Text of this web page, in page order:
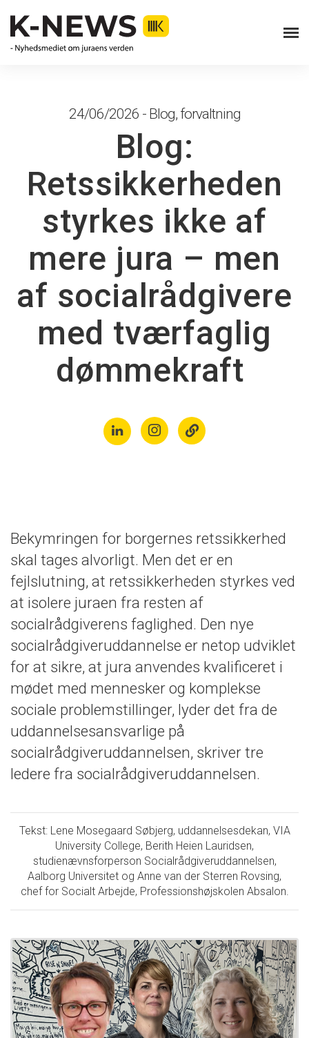
24/06/2026 - Blog, forvaltning
Blog:
Retssikkerheden
styrkes ikke af
mere jura – men
af socialrådgivere
med tværfaglig
dømmekraft
Bekymringen for borgernes retssikkerhed
skal tages alvorligt. Men det er en
fejlslutning, at retssikkerheden styrkes ved
at isolere juraen fra resten af
socialrådgiverens faglighed. Den nye
socialrådgiveruddannelse er netop udviklet
for at sikre, at jura anvendes kvalificeret i
mødet med mennesker og komplekse
sociale problemstillinger, lyder det fra de
uddannelsesansvarlige på
socialrådgiveruddannelsen, skriver tre
ledere fra socialrådgiveruddannelsen.
Tekst: Lene Mosegaard Søbjerg, uddannelsesdekan, VIA
University College, Berith Heien Lauridsen,
studienævnsforperson Socialrådgiveruddannelsen,
Aalborg Universitet og Anne van der Sterren Rovsing,
chef for Socialt Arbejde, Professionshøjskolen Absalon.